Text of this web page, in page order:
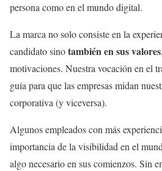
persona como en el mundo digital.
La marca no solo consiste en la
candidato sinotambién en sus valores
motivaciones. Nuestra vocación en el
guía para que las empresas midan
corporativa (y viceversa).
Algunos empleados con más
importancia de la visibilidad en el
algo necesario en sus comienzos. Sin